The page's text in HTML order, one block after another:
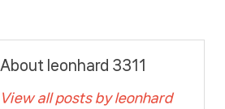
About leonhard 3311
View all posts by leonhard